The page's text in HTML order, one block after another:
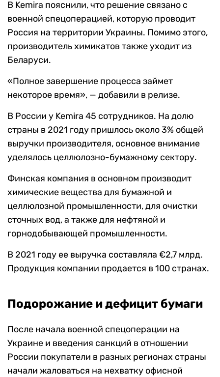
В Kemira пояснили, что решение связано с
военной спецоперацией, которую проводит
Россия на территории Украины. Помимо этого,
производитель химикатов также уходит из
Беларуси.
«Полное завершение процесса займет
некоторое время», — добавили в релизе.
В России у Kemira 45 сотрудников. На долю
страны в 2021 году пришлось около 3% общей
выручки производителя, основное внимание
уделялось целлюлозно-бумажному сектору.
Финская компания в основном производит
химические вещества для бумажной и
целлюлозной промышленности, для очистки
сточных вод, а также для нефтяной и
горнодобывающей промышленности.
В 2021 году ее выручка составляла €2,7 млрд.
Продукция компании продается в 100 странах.
Подорожание и дефицит бумаги
После начала военной спецоперации на
Украине и введения санкций в отношении
России покупатели в разных регионах страны
начали жаловаться на нехватку офисной